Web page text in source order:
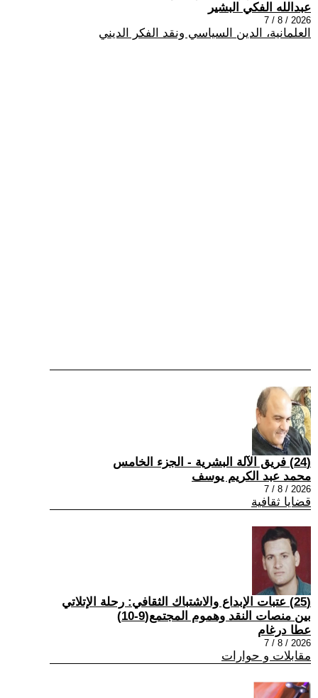
عبدالله الفكي البشير
2026 / 8 / 7
العلمانية، الدين السياسي ونقد الفكر الديني
(24) فريق الآلة البشرية - الجزء الخامس
محمد عبد الكريم يوسف
2026 / 8 / 7
قضايا ثقافية
(25) عتبات الإبداع والاشتباك الثقافي: رحلة الإتلاتي
بين منصات النقد وهموم المجتمع(9-10)
عطا درغام
2026 / 8 / 7
مقابلات و حوارات